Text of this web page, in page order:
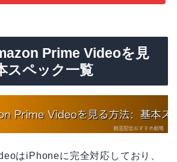
Prime Videoを見
スペック一覧
はiPhoneに完全対応しており、